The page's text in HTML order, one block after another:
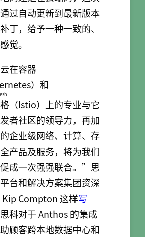
过自动更新到最新版本
丁，给予一种一致的、
觉。
在容器
）和
（Istio）上的专业与它
者社区的领导力，再加
企业级网络、计算、存
产品及服务，将为我们
成一次强强联合。”思
台和解决方案集团资深
Kip Compton 这样写
科对于 Anthos 的集成
顾客跨本地数据中心和